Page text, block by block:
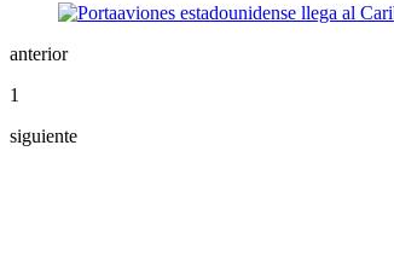
anterior
1
siguiente